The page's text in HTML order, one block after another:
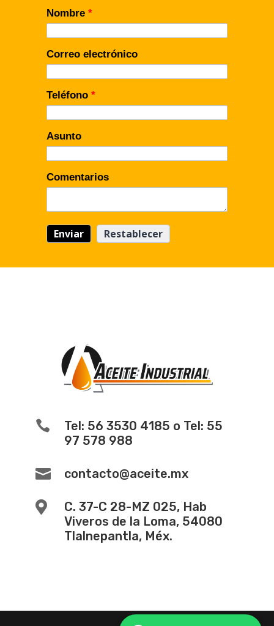
Nombre *
Correo electrónico
Teléfono *
Asunto
Comentarios

Tel: 56 3530 4185 o Tel: 55
97 578 988
 contacto@aceite.mx

C. 37-C 28-MZ 025, Hab
Viveros de la Loma, 54080
Tlalnepantla, Méx.